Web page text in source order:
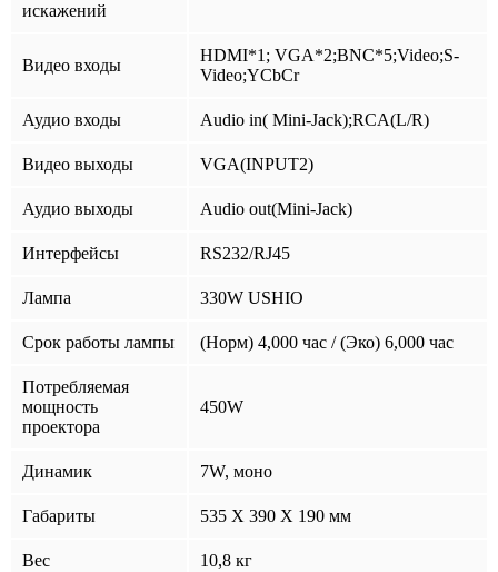
искажений
Видео входы
HDMI*1; VGA*2;BNC*5;Video;S-
Video;YCbCr
Аудио входы Audio in( Mini-Jack);RCA(L/R)
Видео выходы VGA(INPUT2)
Аудио выходы Audio out(Mini-Jack)
Интерфейсы RS232/RJ45
Лампа 330W USHIO
Срок работы лампы (Норм) 4,000 час / (Эко) 6,000 час
Потребляемая
мощность
проектора
450W
Динамик 7W, моно
Габариты 535 X 390 X 190 мм
Вес 10,8 кг